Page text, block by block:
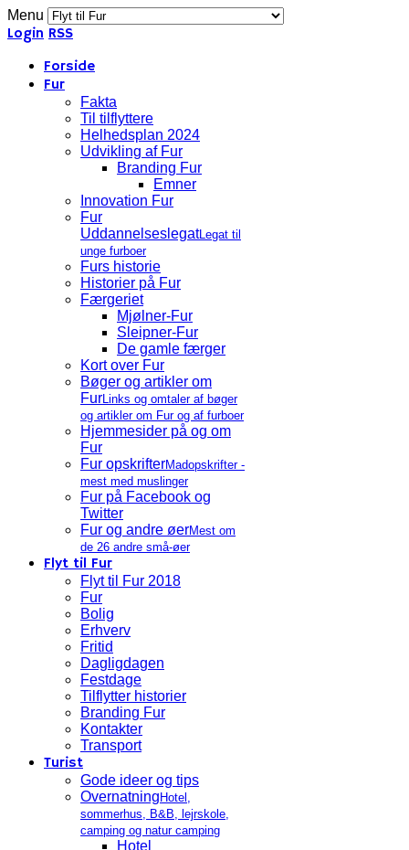
Menu
Login RSS
Forside
Fur
Fakta
Til tilflyttere
Helhedsplan 2024
Udvikling af Fur
Branding Fur
Emner
Innovation Fur
Fur
UddannelseslegatLegat til
unge furboer
Furs historie
Historier på Fur
Færgeriet
Mjølner-Fur
Sleipner-Fur
De gamle færger
Kort over Fur
Bøger og artikler om
FurLinks og omtaler af bøger
og artikler om Fur og af furboer
Hjemmesider på og om
Fur
Fur opskrifterMadopskrifter -
mest med muslinger
Fur på Facebook og
Twitter
Fur og andre øerMest om
de 26 andre små-øer
Flyt til Fur
Flyt til Fur 2018
Fur
Bolig
Erhverv
Fritid
Dagligdagen
Festdage
Tilflytter historier
Branding Fur
Kontakter
Transport
Turist
Gode ideer og tips
Overnatning Hotel,
sommerhus, B&B, lejrskole,
camping og natur camping
Hotel